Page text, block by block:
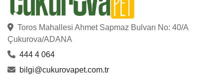
Toros Mahallesi Ahmet Sapmaz Bulvarı No: 40/A
Çukurova/ADANA
444 4 064
bilgi@cukurovapet.com.tr